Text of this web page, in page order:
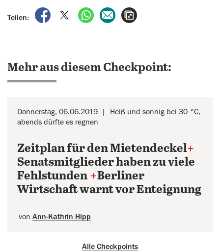
Teilen:
auf Facebook teilen
auf X teilenper WhatsApp teilen
per E-Mail teilen
Mehr aus diesem Checkpoint:
Donnerstag, 06.06.2019
Heiß und sonnig bei 30 °C,
abends dürfte es regnen
Zeitplan für den Mietendeckel+
Senatsmitglieder haben zu viele
Fehlstunden +Berliner
Wirtschaft warnt vor Enteignung
von Ann-Kathrin Hipp
Alle Checkpoints